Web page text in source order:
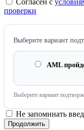
Согласен с
проверки
Выберите вариант
AML
Выберите вариант
Не запоминать